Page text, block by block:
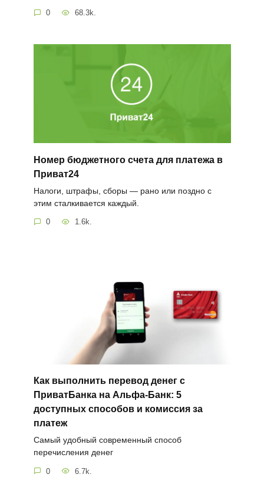
0 68.3k.
Номер бюджетного счета для платежа в
Приват24
Налоги, штрафы, сборы — рано или поздно с
этим сталкивается каждый.
0 1.6k.
Как выполнить перевод денег с
ПриватБанка на Альфа-Банк: 5
доступных способов и комиссия за
платеж
Самый удобный современный способ
перечисления денег
0 6.7k.